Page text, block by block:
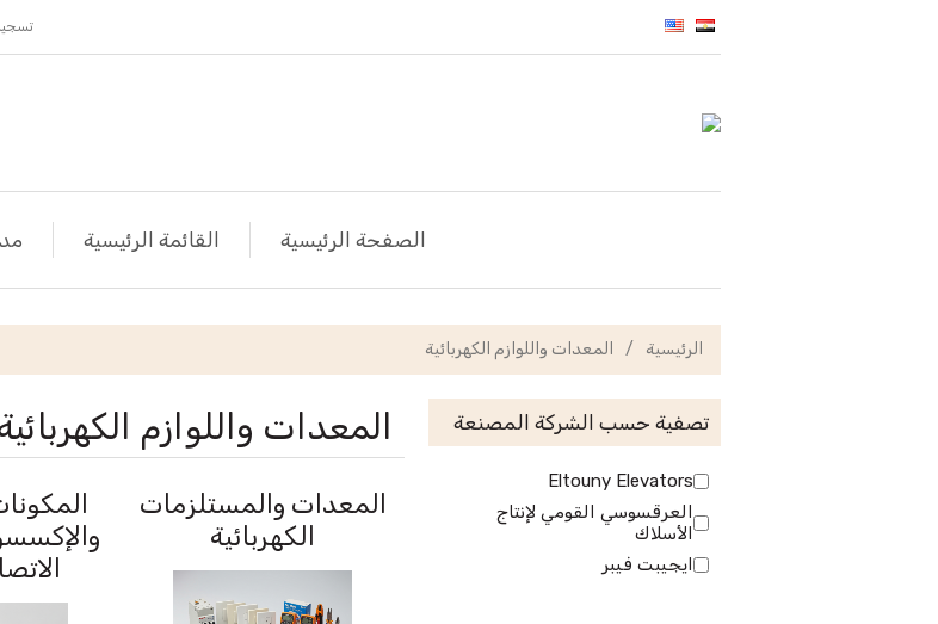
الصفحة الرئيسية القائمة الرئيسية
الرئيسية / المعدات واللوازم الكهربائية
تصفية حسب الشركة المصنعة
Eltouny Elevators
العرقسوسي القومي لإنتاج
الأسلاك
ايجيبت فيبر
المعدات واللوازم
المعدات والمستلزمات
الكهربائية